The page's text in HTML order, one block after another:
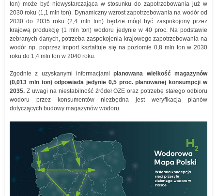
ton) może być niewystarczająca w stosunku do zapotrzebowania już w
2030 roku (1,1 mln ton). Dynamiczny wzrost zapotrzebowania na wodór od
2030 do 2035 roku (2,4 mln ton) będzie mógł być zaspokojony przez
krajową produkcję (1 mln ton) wodoru jedynie w 40 proc. Na podstawie
zebranych danych, potrzeba zaspokojenia krajowego zapotrzebowania na
wodór np. poprzez import kształtuje się na poziomie 0,8 mln ton w 2030
roku do 1,4 mln ton w 2040 roku.
Zgodnie z uzyskanymi informacjamiplanowana wielkość magazynów
(0,013 mln ton) odpowiada jedynie 0,5 proc. planowanej konsumpcji w
2035. Z uwagi na niestabilność źródeł OZE oraz potrzebę stałego odbioru
wodoru przez konsumentów niezbędna jest weryfikacja planów
dotyczących budowy magazynów wodoru.